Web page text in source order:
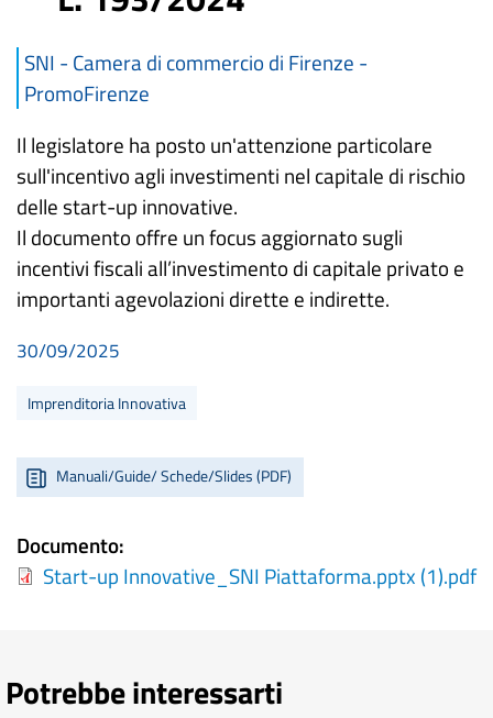
SNI - Camera di commercio di Firenze -
PromoFirenze
Il legislatore ha posto un'attenzione particolare
sull'incentivo agli investimenti nel capitale di rischio
delle start-up innovative.
Il documento offre un focus aggiornato sugli
incentivi fiscali all’investimento di capitale privato e
importanti agevolazioni dirette e indirette.
30/09/2025
Imprenditoria Innovativa
Manuali/Guide/ Schede/Slides (PDF)
Documento
Start-up Innovative_SNI Piattaforma.pptx (1).pdf
Potrebbe interessarti